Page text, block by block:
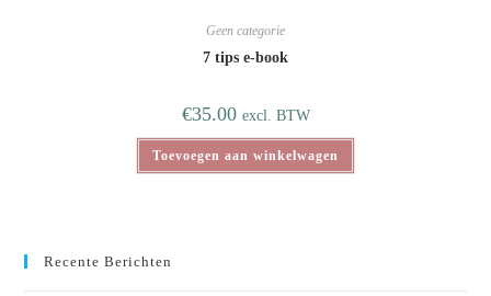
Geen categorie
7 tips e-book
€35.00 excl. BTW
Toevoegen aan winkelwagen
Recente Berichten